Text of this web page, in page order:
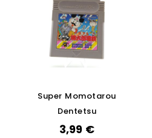
Super Momotarou
Dentetsu
3,99 €